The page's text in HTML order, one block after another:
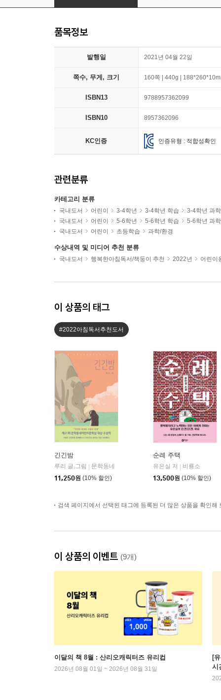
품목정보
발행일 2021년 04월 22일
쪽수, 무게, 크기 160쪽 | 440g |
ISBN13 9788957362099
ISBN10 8957362096
KC인증 인증유형 : 적합성확인
관련분류
카테고리 분류
국내도서 어린이 3-4학년 3-4학년 학습
3-4학년 과
국내도서
어린이 5-6학년 5-6학년 학습
5-6학년 과
국내도서
어린이 초등학습 과학/환경
수상내역 및 미디어 추천 분류
국내도서 행복한아침독서/책둥이 추천 2022년 어린이
이 상품의 태그
#2022아침독서추천도서
긴긴밤
루리 글,그림
문학동네
11,250원 (10% 할인)
순례 주택
유은실 저
비룡소
13,500원 (10% 할인)
검색 페이지에서 선택된 태그에 등록된 더 많은 상품을 확인해
이 상품의 이벤트 (9개)
이달의 책 8월 : 산리오캐릭터즈 유리컵
2026년 08월 01일 ~ 2026년 08월 31일
[
시